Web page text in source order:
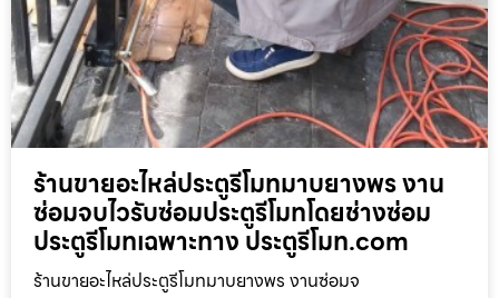
ร้านขายอะไหล่ประตูรีโมทมาบยางพร งาน
ซ่อมจบไวรับซ่อมประตูรีโมทโดยช่างซ่อม
ประตูรีโมทเฉพาะทาง ประตูรีโมท.com
ร้านขายอะไหล่ประตูรีโมทมาบยางพร งานซ่อมจ